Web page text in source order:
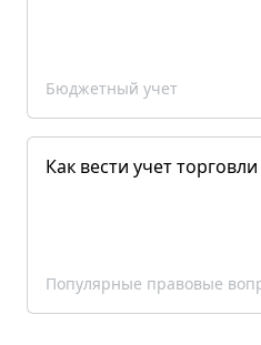
Бюджетный учет
Как вести учет
Популярные правовые